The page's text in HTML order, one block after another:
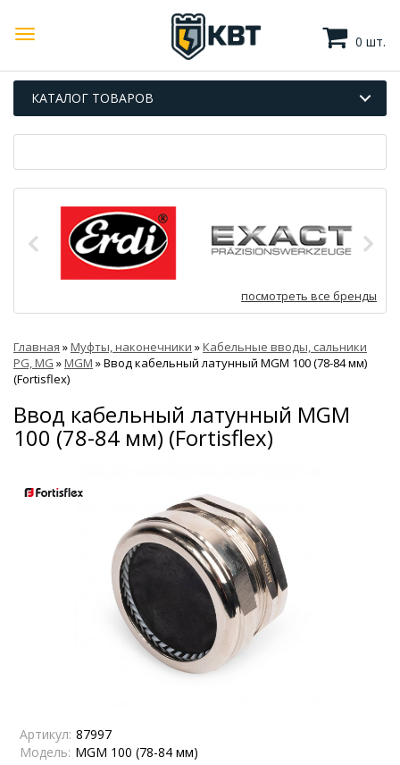
0 шт.
КАТАЛОГ ТОВАРОВ
посмотреть все бренды
Главная »Муфты, наконечники »Кабельные вводы, сальники
PG, MG »MGM »Ввод кабельный латунный МGM 100 (78-84 мм)
(Fortisflex)
Ввод кабельный латунный МGM
100 (78-84 мм) (Fortisflex)
Артикул: 87997
Модель: МGM 100 (78-84 мм)